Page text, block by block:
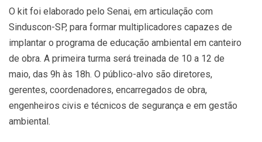
O kit foi elaborado pelo Senai, em articulação com
Sinduscon-SP, para formar multiplicadores capazes de
implantar o programa de educação ambiental em canteiro
de obra. A primeira turma será treinada de 10 a 12 de
maio, das 9h às 18h. O público-alvo são diretores,
gerentes, coordenadores, encarregados de obra,
engenheiros civis e técnicos de segurança e em gestão
ambiental.